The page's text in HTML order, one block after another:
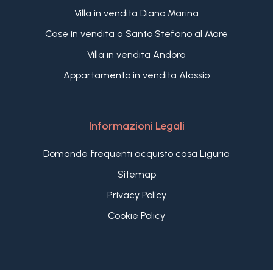
Villa in vendita Diano Marina
Case in vendita a Santo Stefano al Mare
Villa in vendita Andora
Appartamento in vendita Alassio
Informazioni Legali
Domande frequenti acquisto casa Liguria
Sitemap
Privacy Policy
Cookie Policy